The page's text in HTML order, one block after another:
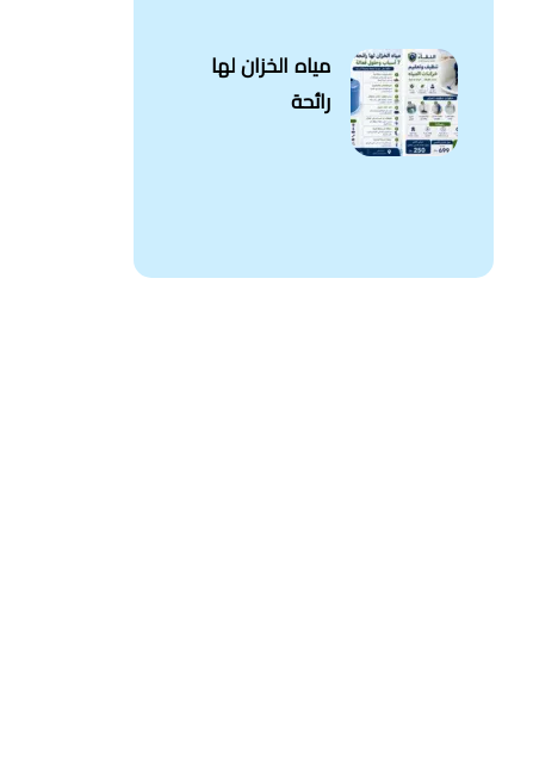
مياه الخزان لها
رائحة